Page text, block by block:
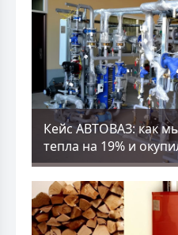
Кейс АВТОВАЗ: как
тепла на 19% и